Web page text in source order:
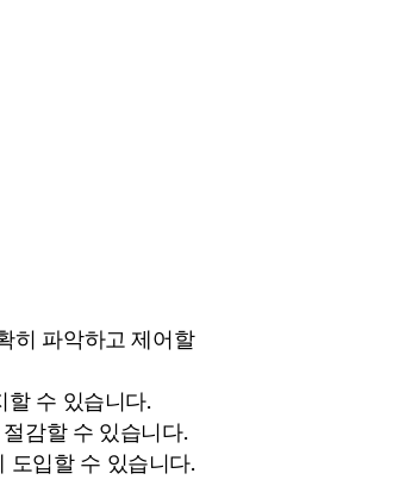
히 파악하고 제어할
할 수 있습니다.
감할 수 있습니다.
도입할 수 있습니다.